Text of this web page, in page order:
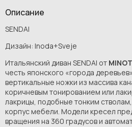
Описание
SENDAI
Дизайн: Inoda+Sveje
Итальянский диван SENDAI от
честь японского «города
вертикальные ножки из массива
коричневым тонированием или
лакрицы, подобные тонким
корпус мебели. Модели кресел
вращения на 360 градусов и